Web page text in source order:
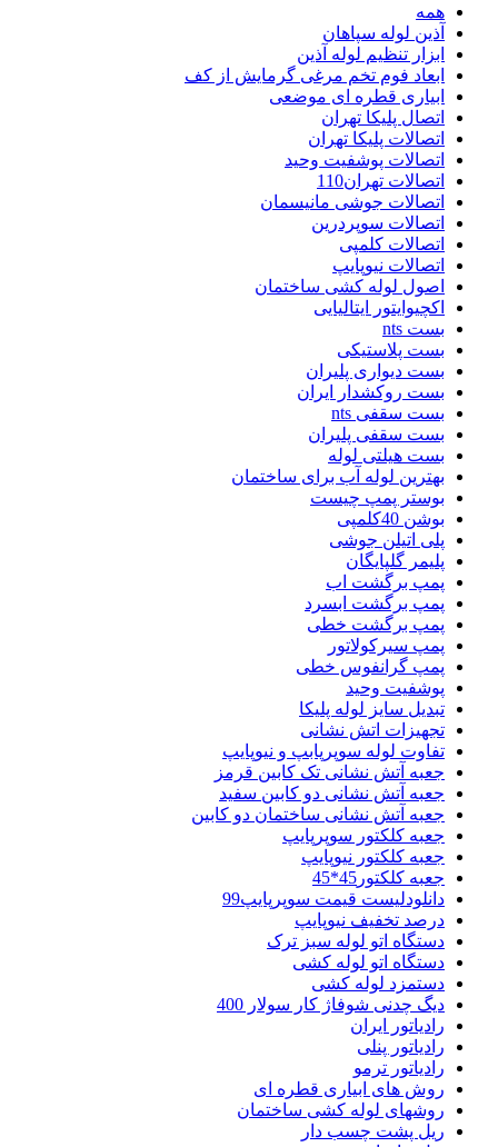
همه
آذین لوله سپاهان
ابزار تنظیم لوله آذین
ابعاد فوم تخم مرغی گرمایش از کف
ابیاری قطره ای موضعی
اتصال پلیکا تهران
اتصالات پلیکا تهران
اتصالات پوشفیت وحید
اتصالات تهران110
اتصالات جوشی مانیسمان
اتصالات سوپردرین
اتصالات کلمپی
اتصالات نیوپایپ
اصول لوله کشی ساختمان
اکچیوایتور ایتالیایی
بست nts
بست پلاستیکی
بست دیواری پلیران
بست روکشدار ایران
بست سقفی nts
بست سقفی پلیران
بست هیلتی لوله
بهترین لوله آب برای ساختمان
بوستر پمپ چیست
بوشن 40کلمپی
پلی اتیلن جوشی
پلیمر گلپایگان
پمپ برگشت اب
پمپ برگشت ابسرد
پمپ برگشت خطی
پمپ سیرکولاتور
پمپ گرانفوس خطی
پوشفیت وحید
تبدیل سایز لوله پلیکا
تجهیزات اتش نشانی
تفاوت لوله سوپرپابپ و نیوپایپ
جعبه آتش نشانی تک کابین قرمز
جعبه آتش نشانی دو کابین سفید
جعبه آتش نشانی ساختمان دو کابین
جعبه کلکتور سوپرپایپ
جعبه کلکتور نیوپایپ
جعبه کلکتور45*45
دانلودلیست قیمت سوپرپایپ99
درصد تخفیف نیوپایپ
دستگاه اتو لوله سبز ترک
دستگاه اتو لوله کشی
دستمزد لوله کشی
دیگ چدنی شوفاژ کار سولار 400
رادیاتور ایران
رادیاتور پنلی
رادیاتور ترمو
روش های ابیاری قطره ای
روشهای لوله کشی ساختمان
ریل پشت چسب دار